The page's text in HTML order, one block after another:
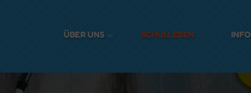
ÜBER UNS SCHULLEBEN